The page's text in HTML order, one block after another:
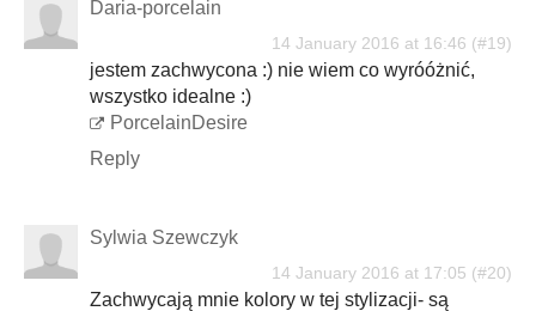
Daria-porcelain
14 January 2016 at 16:46
jestem zachwycona :) nie wiem co wyróóżnić,
wszystko idealne :)
PorcelainDesire
Reply
Sylwia Szewczyk
14 January 2016 at 17:05
Zachwycają mnie kolory w tej stylizacji- są